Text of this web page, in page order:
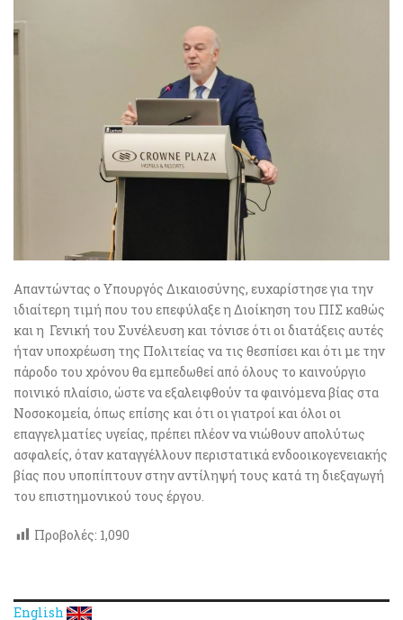
Απαντώντας ο Υπουργός Δικαιοσύνης, ευχαρίστησε για την
ιδιαίτερη τιμή που του επεφύλαξε η Διοίκηση του ΠΙΣ καθώς
και η Γενική του Συνέλευση και τόνισε ότι οι διατάξεις αυτές
ήταν υποχρέωση της Πολιτείας να τις θεσπίσει και ότι με την
πάροδο του χρόνου θα εμπεδωθεί από όλους το καινούργιο
ποινικό πλαίσιο, ώστε να εξαλειφθούν τα φαινόμενα βίας στα
Νοσοκομεία, όπως επίσης και ότι οι γιατροί και όλοι οι
επαγγελματίες υγείας, πρέπει πλέον να νιώθουν απολύτως
ασφαλείς, όταν καταγγέλλουν περιστατικά ενδοοικογενειακής
βίας που υποπίπτουν στην αντίληψή τους κατά τη διεξαγωγή
του επιστημονικού τους έργου.
Προβολές: 1,090
English